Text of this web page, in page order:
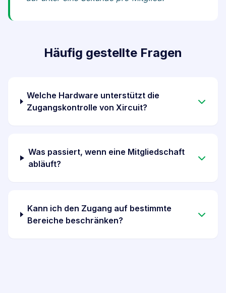
Häufig gestellte Fragen
Welche Hardware unterstützt die
Zugangskontrolle von Xircuit?
Was passiert, wenn eine Mitgliedschaft
abläuft?
Kann ich den Zugang auf bestimmte
Bereiche beschränken?